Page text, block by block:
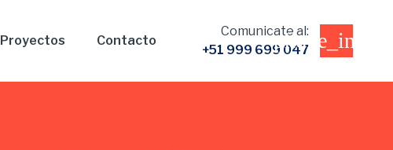
Proyectos Contacto
Comunicate al:
+51 999 699 047